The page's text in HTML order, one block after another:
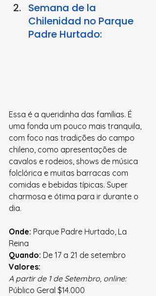
Semana de la
Chilenidad no Parque
Padre Hurtado:
Essa é a queridinha das famílias. É
uma fonda um pouco mais tranquila,
com foco nas tradições do campo
chileno, como apresentações de
cavalos e rodeios, shows de música
folclórica e muitas barracas com
comidas e bebidas típicas. Super
charmosa e ótima para ir durante o
dia.
Onde: Parque Padre Hurtado, La
Reina
Quando: De 17 a 21 de setembro
Valores:
A partir de 1 de Setembro, online:
Público Geral $14.000